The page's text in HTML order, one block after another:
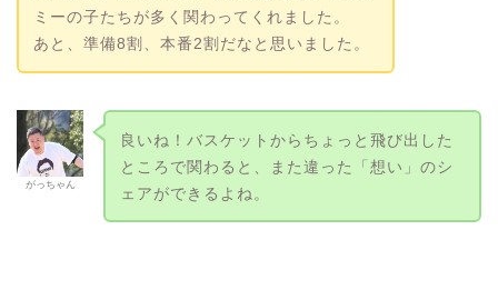
ミーの子たちが多く関わってくれました。
あと、準備8割、本番2割だなと思いました。
がっちゃん
良いね！バスケットからちょっと飛び出した
ところで関わると、また違った「想い」のシ
ェアができるよね。